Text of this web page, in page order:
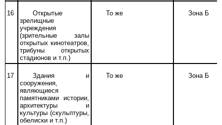
16
Открытые
зрелищные
учреждения
(зрительные залы
открытых кинотеатров,
трибуны открытых
стадионов и т.п.)
То же Зона Б
17
Здания и
сооружения,
являющиеся
памятниками истории,
архитектуры и
культуры (скульптуры,
обелиски и т.п.)
То же Зона Б